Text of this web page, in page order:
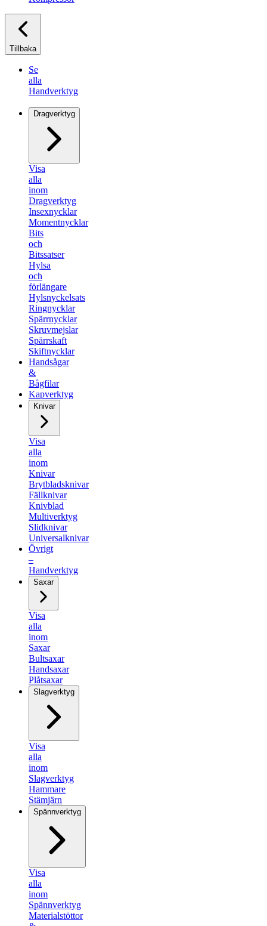
Tillbaka
Se
alla
Handverktyg
Dragverktyg
Visa
alla
inom
Dragverktyg
Insexnycklar
Momentnycklar
Bits
och
Bitssatser
Hylsa
och
förlängare
Hylsnyckelsats
Ringnycklar
Spärrnycklar
Skruvmejslar
Spärrskaft
Skiftnycklar
Handsågar
&
Bågfilar
Kapverktyg
Knivar
Visa
alla
inom
Knivar
Brytbladsknivar
Fällknivar
Knivblad
Multiverktyg
Slidknivar
Universalknivar
Övrigt
–
Handverktyg
Saxar
Visa
alla
inom
Saxar
Bultsaxar
Handsaxar
Plåtsaxar
Slagverktyg
Visa
alla
inom
Slagverktyg
Hammare
Stämjärn
Spännverktyg
Visa
alla
inom
Spännverktyg
Materialstöttor